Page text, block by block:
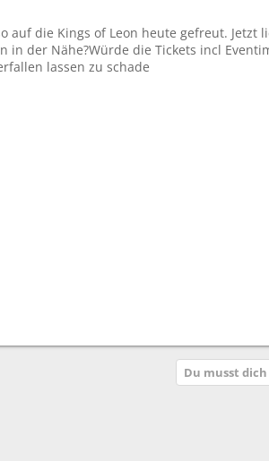
auf die Kings of Leon heute gefreut. Jetzt
der Nähe?Würde die Tickets incl
lassen zu schade
Du musst